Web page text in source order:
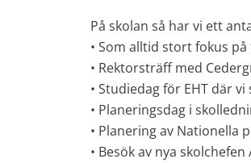
På skolan så har vi ett
• Som alltid stort fokus
• Rektorsträff med
• Studiedag för EHT där
• Planeringsdag i
• Planering av Nationella
• Besök av nya